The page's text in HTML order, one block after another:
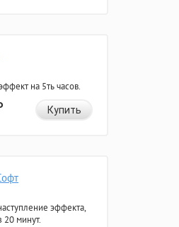
на 5ть часов.
Купить
эффекта,
20 минут.